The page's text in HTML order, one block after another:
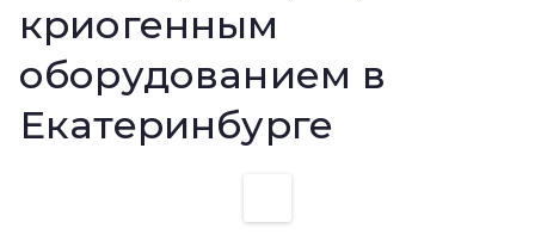
криогенным
оборудованием в
Екатеринбурге